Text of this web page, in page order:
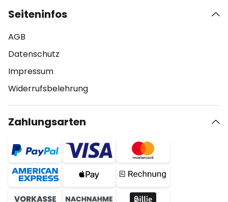
Seiteninfos
AGB
Datenschutz
Impressum
Widerrufsbelehrung
Zahlungsarten